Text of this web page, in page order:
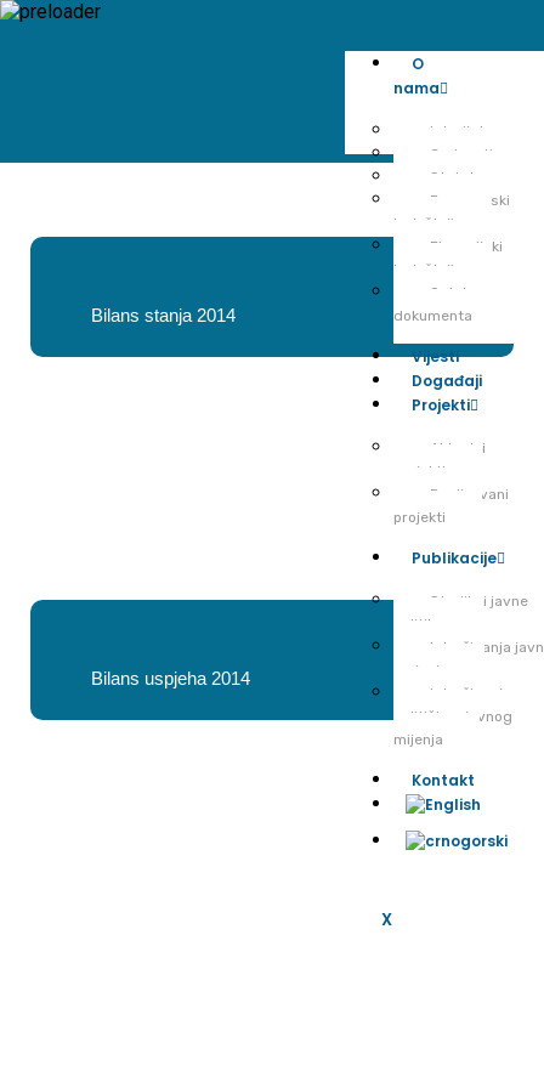
O
nama
Istorijat
Cedem tim
Statut
Programski
izvještaji
Finansijski
izvještaji
Ostala
dokumenta
Vijesti
Događaji
Projekti
Aktuelni
projekti
Realizovani
projekti
Publikacije
Studije i javne
politike
Istraživanja
mnjenja
Istraživanje
političkog javnog
mijenja
Kontakt
X
Bilans stanja 2014
Bilans uspjeha 2014